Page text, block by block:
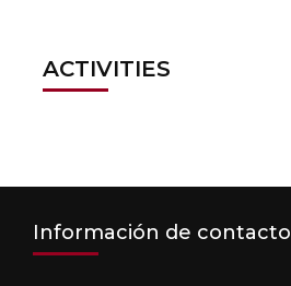
ACTIVITIES
Información de contacto